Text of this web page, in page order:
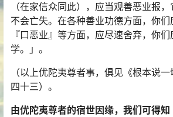
（在家信众同此），应当观善恶业报
不会亡失。在各种善业功德方面，你
『口恶业』等方面，应尽速舍弃，你
学。」。
（以上优陀夷尊者事，俱见《根本说
四十三）。
由优陀夷尊者的宿世因缘，我们可得